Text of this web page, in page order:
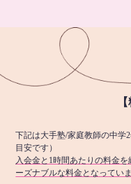
下記は大手塾/家庭教師の中学
目安です）
入会金と1時間あたりの料金
ーズナブルな料金となっていま